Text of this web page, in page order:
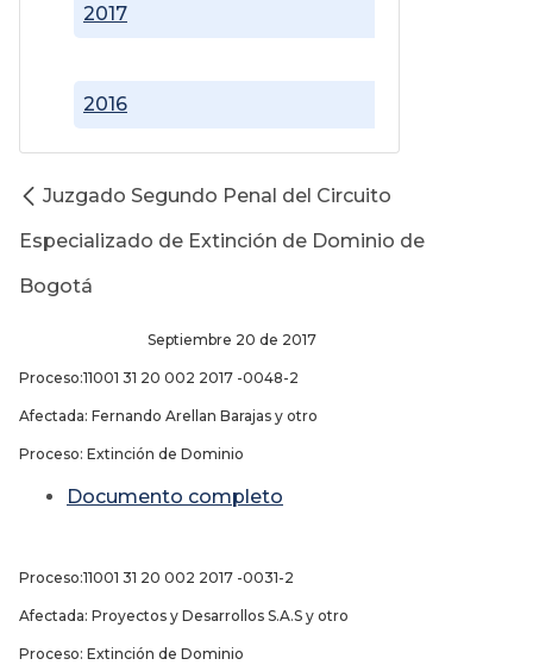
2016
2017
Juzgado Segundo Penal del Circuito
Especializado de Extinción de Dominio de
Bogotá
Septiembre 20 de 2017
Proceso:11001 31 20 002 2017 -0048-2
Afectada: Fernando Arellan Barajas y otro
Proceso: Extinción de Dominio
Documento completo
Proceso:11001 31 20 002 2017 -0031-2
Afectada: Proyectos y Desarrollos S.A.S y otro
Proceso: Extinción de Dominio